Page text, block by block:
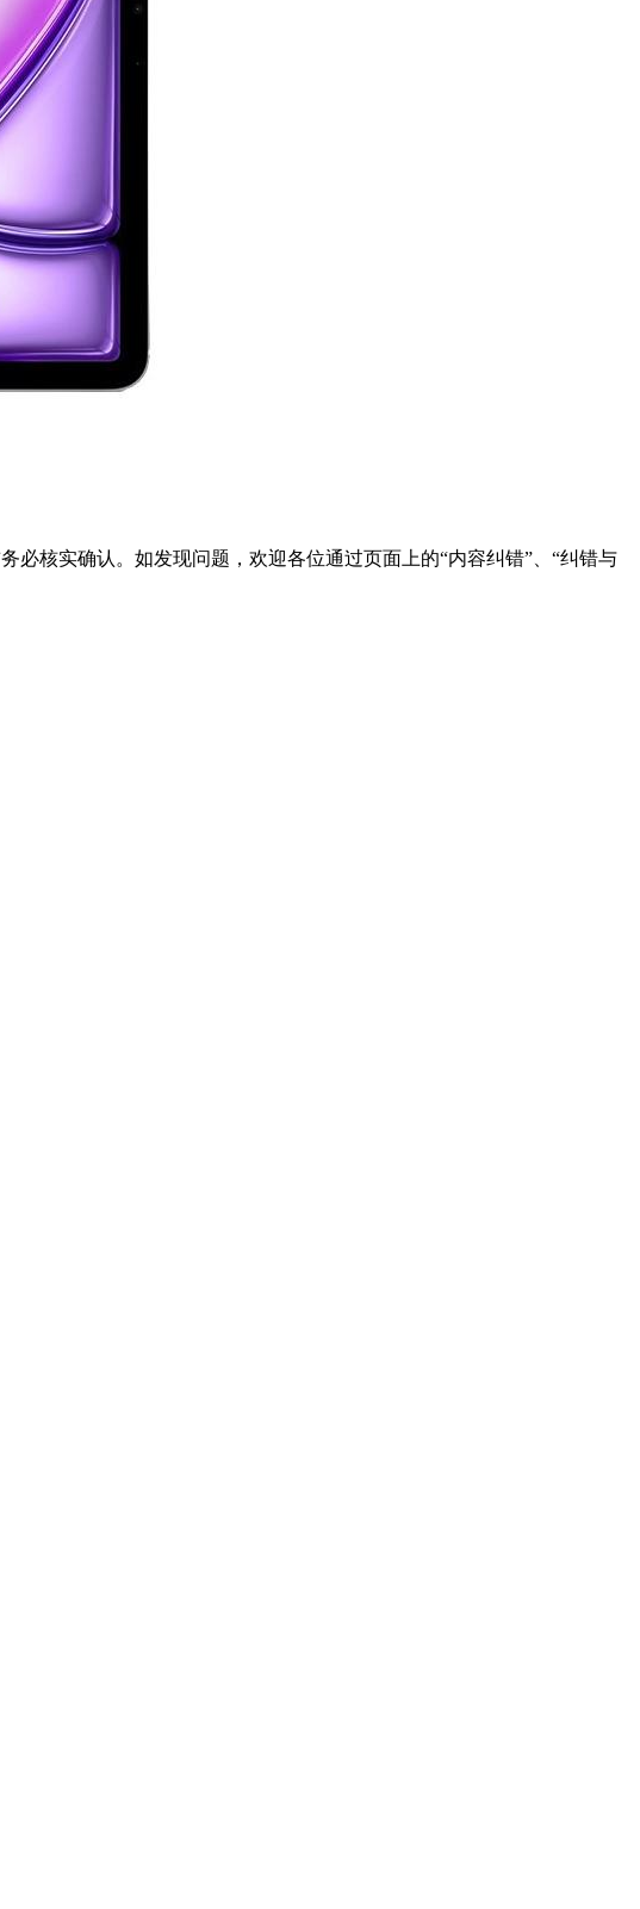
核实确认。如发现问题，欢迎各位通过页面上的“内容纠错”、“纠错与